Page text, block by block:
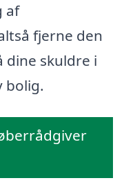
af
fjerne den
dine skuldre i
bolig.